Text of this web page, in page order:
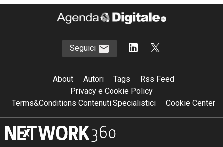
Seguici
About Autori Tags
Rss Feed
Privacy e Cookie Policy
Terms&Conditions Contenuti Specialistici
Cookie Center